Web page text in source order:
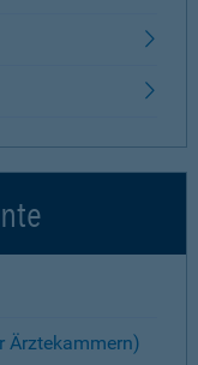
Ärztekammern)